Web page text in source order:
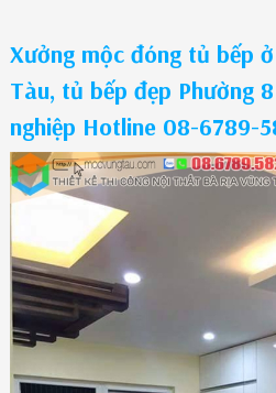
Xưởng mộc đóng tủ bếp
Tàu, tủ bếp đẹp Phường
nghiệp Hotline 08-6789-